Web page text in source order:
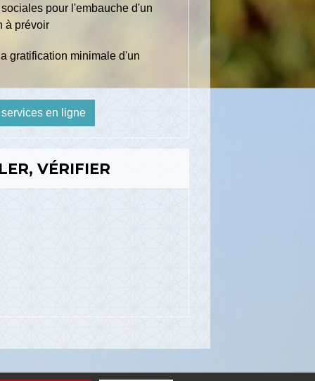
pour l'embauche d'un
à prévoir
gratification minimale d'un
en ligne
VÉRIFIER